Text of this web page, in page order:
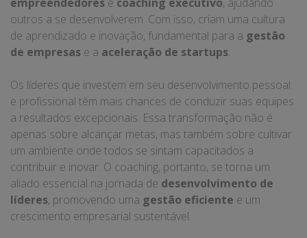
outros a se desenvolverem. Com isso, criam uma cultura
de aprendizado e inovação, fundamental para a gestão
de empresas e a aceleração de startups.
Os líderes que investem em seu desenvolvimento pessoal
e profissional têm mais chances de conduzir suas equipes
a resultados excepcionais. Essa transformação não é
apenas sobre alcançar metas, mas também sobre cultivar
um ambiente onde todos se sintam capacitados a
contribuir e inovar. O coaching, portanto, se torna um
aliado essencial na jornada de desenvolvimento de
líderes, promovendo uma gestão eficiente e um
crescimento empresarial sustentável.